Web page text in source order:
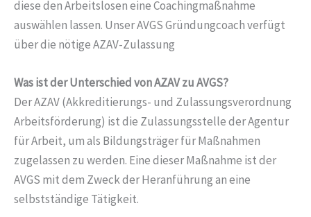
diese den Arbeitslosen eine Coachingmaßnahme
auswählen lassen. Unser AVGS Gründungcoach verfügt
über die nötige AZAV-Zulassung
Was ist der Unterschied von AZAV zu AVGS?
Der AZAV (Akkreditierungs- und Zulassungsverordnung
Arbeitsförderung) ist die Zulassungsstelle der Agentur
für Arbeit, um als Bildungsträger für Maßnahmen
zugelassen zu werden. Eine dieser Maßnahme ist der
AVGS mit dem Zweck der Heranführung an eine
selbstständige Tätigkeit.